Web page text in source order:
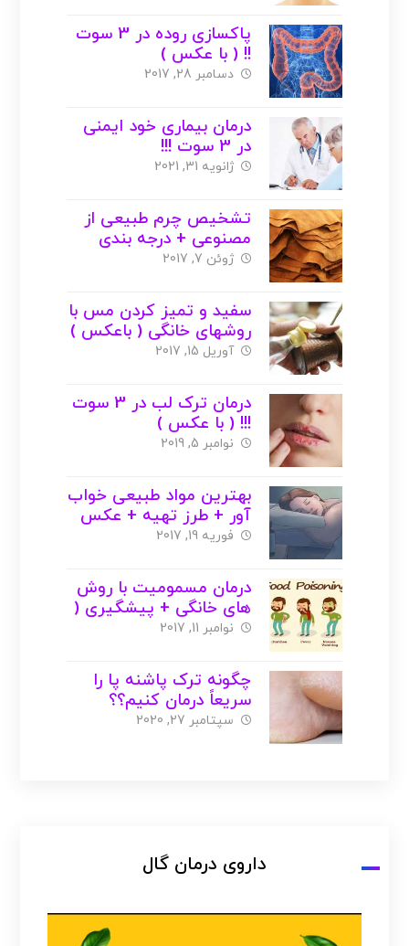
پاکسازی روده در 3 سوت
!! ( با عکس )
دسامبر 28, 2017
درمان بیماری خود ایمنی
در 3 سوت !!!
ژانویه 31, 2021
تشخیص چرم طبیعی از
مصنوعی + درجه بندی
چرم ( با عکس )
ژوئن 7, 2017
سفید و تمیز کردن مس با
روشهای خانگی ( باعکس )
آوریل 15, 2017
درمان ترک لب در 3 سوت
!!! ( با عکس )
نوامبر 5, 2019
بهترین مواد طبیعی خواب
آور + طرز تهیه + عکس
فوریه 19, 2017
درمان مسمومیت با روش
های خانگی + پیشگیری (
با عکس )
نوامبر 11, 2017
چگونه ترک پاشنه پا را
سریعاً درمان کنیم؟؟
سپتامبر 27, 2020
داروی درمان گال